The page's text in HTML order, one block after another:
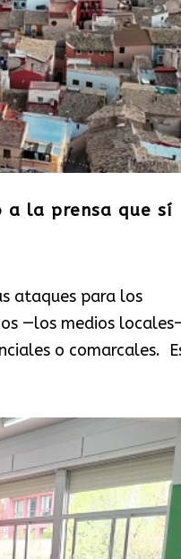
a la prensa que sí
ataques para los
—los medios
o comarcales.